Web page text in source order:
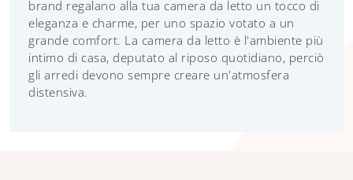
brand regalano alla tua camera da letto un tocco di
eleganza e charme, per uno spazio votato a un
grande comfort. La camera da letto è l'ambiente più
intimo di casa, deputato al riposo quotidiano, perciò
gli arredi devono sempre creare un'atmosfera
distensiva.